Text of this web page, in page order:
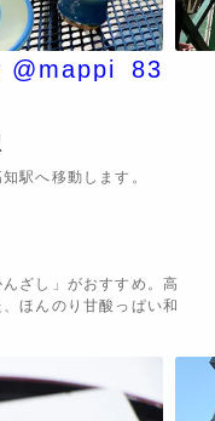
@mappi_83
駅へ移動します。
ざし」がおすすめ。高
ほんのり甘酸っぱい和